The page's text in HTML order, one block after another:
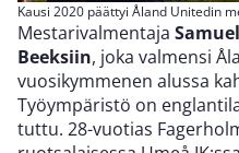
Kausi 2020 päättyi Åland Unitedin
Mestarivalmentaja
Beeksiin, joka valmensi
vuosikymmenen alussa
Työympäristö on
tuttu. 28-vuotias